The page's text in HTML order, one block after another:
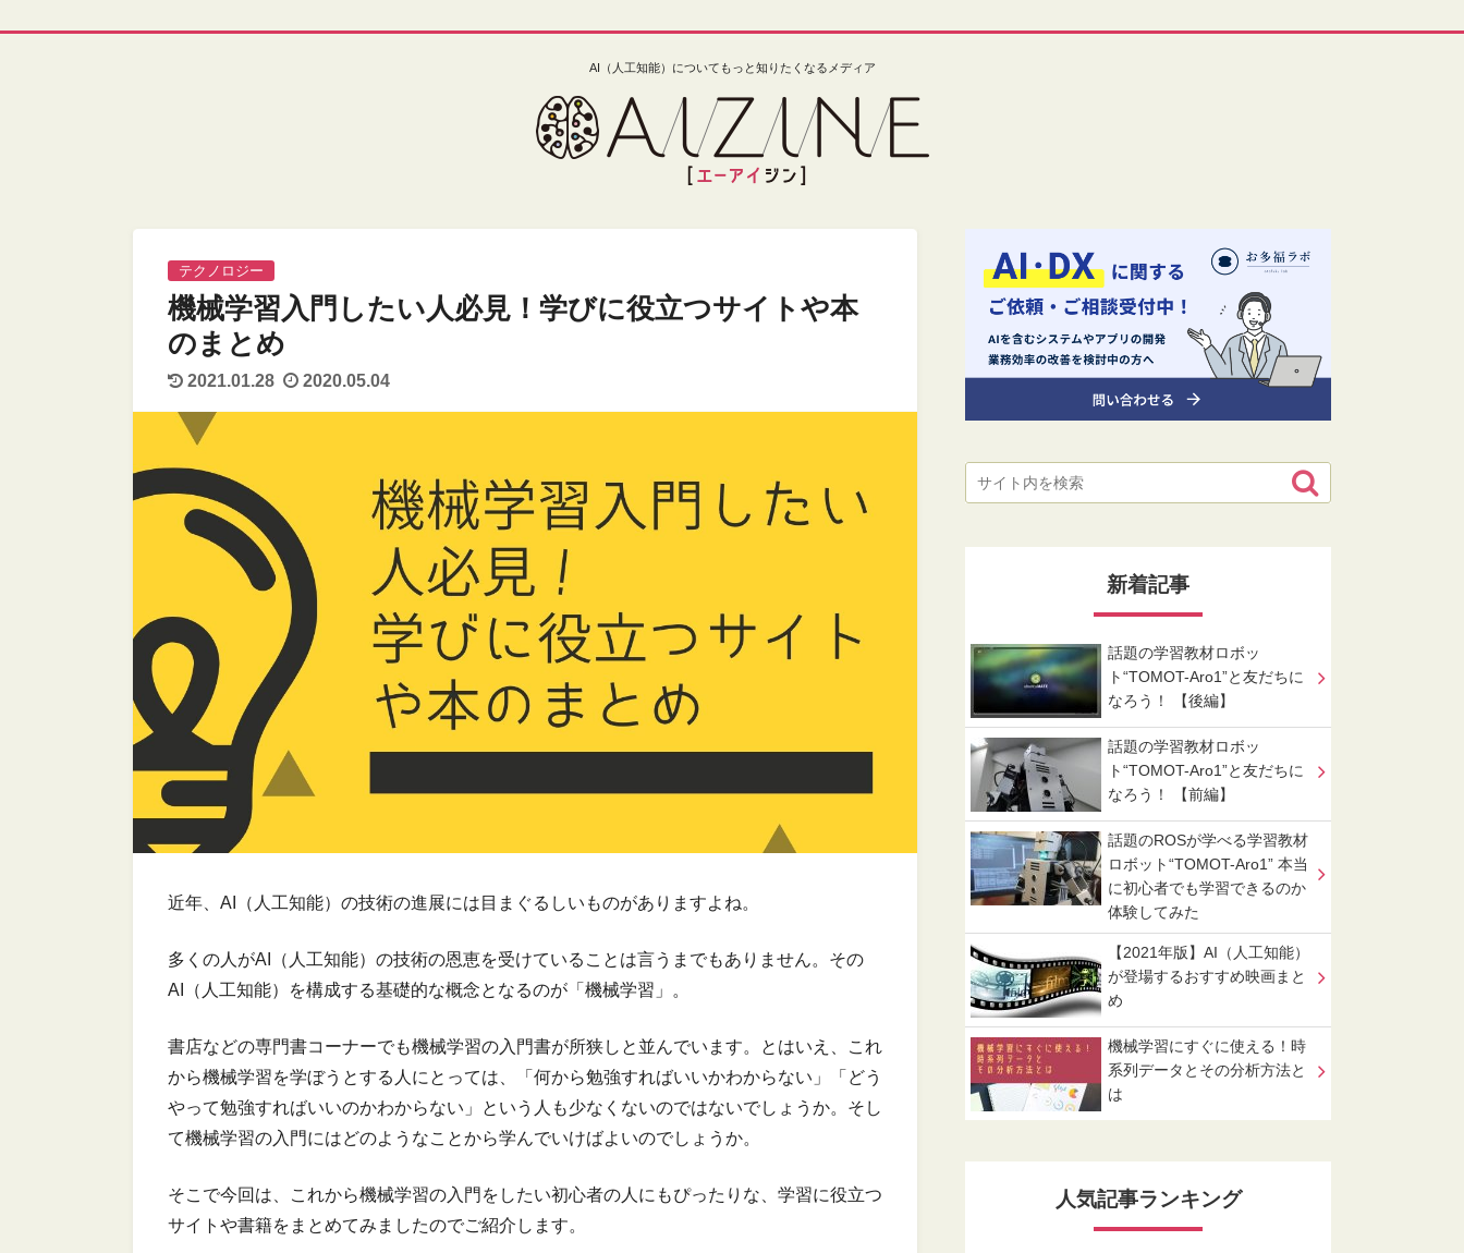
AI（人工知能）についてもっと知りたくなるメディア
テクノロジー
機械学習入門したい人必見！学びに役立つサイトや本
のまとめ
2021.01.28 2020.05.04
近年、AI（人工知能）の技術の進展には目まぐるしいものがありますよね。
多くの人がAI（人工知能）の技術の恩恵を受けていることは言うまでもありません。その
AI（人工知能）を構成する基礎的な概念となるのが「機械学習」。
書店などの専門書コーナーでも機械学習の入門書が所狭しと並んでいます。とはいえ、これ
から機械学習を学ぼうとする人にとっては、「何から勉強すればいいかわからない」「どう
やって勉強すればいいのかわからない」という人も少なくないのではないでしょうか。そし
て機械学習の入門にはどのようなことから学んでいけばよいのでしょうか。
そこで今回は、これから機械学習の入門をしたい初心者の人にもぴったりな、学習に役立つ
サイトや書籍をまとめてみましたのでご紹介します。
新着記事
話題の学習教材ロボッ
ト“TOMOT-Aro1”と友だちに
なろう！ 【後編】
話題の学習教材ロボッ
ト“TOMOT-Aro1”と友だちに
なろう！ 【前編】
話題のROSが学べる学習教材
ロボット“TOMOT-Aro1” 本当
に初心者でも学習できるのか
体験してみた
【2021年版】AI（人工知能）
が登場するおすすめ映画まと
め
機械学習にすぐに使える！時
系列データとその分析方法と
は
人気記事ランキング